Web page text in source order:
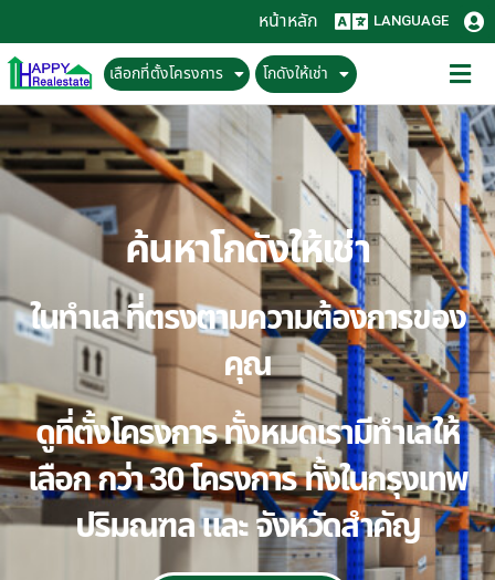
หน้าหลัก LANGUAGE
เลือกที่ตั้งโครงการ โกดังให้เช่า
ค้นหาโกดังให้เช่า
ในทำเล ที่ตรงตามความต้องการของ
คุณ
ดูที่ตั้งโครงการ ทั้งหมดเรามีทำเลให้
เลือก กว่า 30 โครงการ ทั้งในกรุงเทพ
ปริมณฑล และ จังหวัดสำคัญ